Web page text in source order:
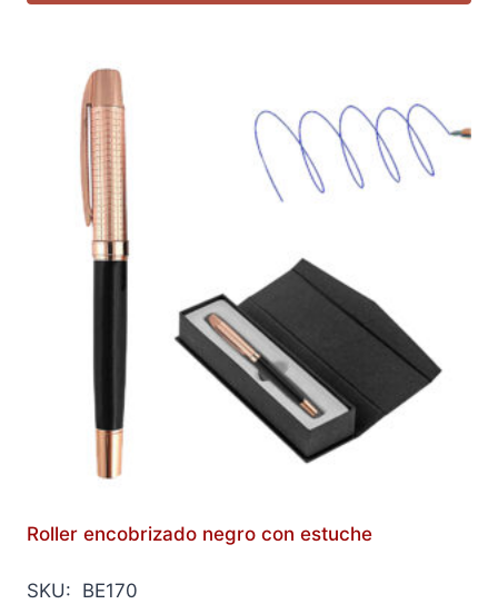
Roller encobrizado negro con estuche
SKU: BE170